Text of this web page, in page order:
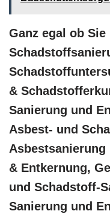
Ganz egal ob Sie
&
Sanierung und
Asbest- und
& Entkernung,
und Schadstoff-
Sanierung und